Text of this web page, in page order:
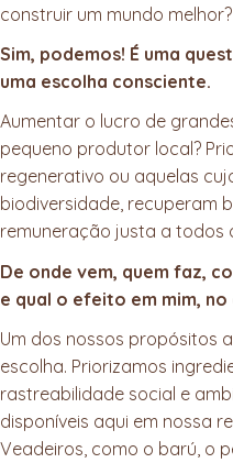
construir um mundo melhor?
Sim, podemos! É uma
uma escolha consciente.
Aumentar o lucro de
pequeno produtor local?
regenerativo ou aquelas
biodiversidade, recuperam
remuneração justa a todos
De onde vem, quem faz,
e qual o efeito em mim,
Um dos nossos propósitos
escolha. Priorizamos
rastreabilidade social e
disponíveis aqui em nossa
Veadeiros, como o barú, o